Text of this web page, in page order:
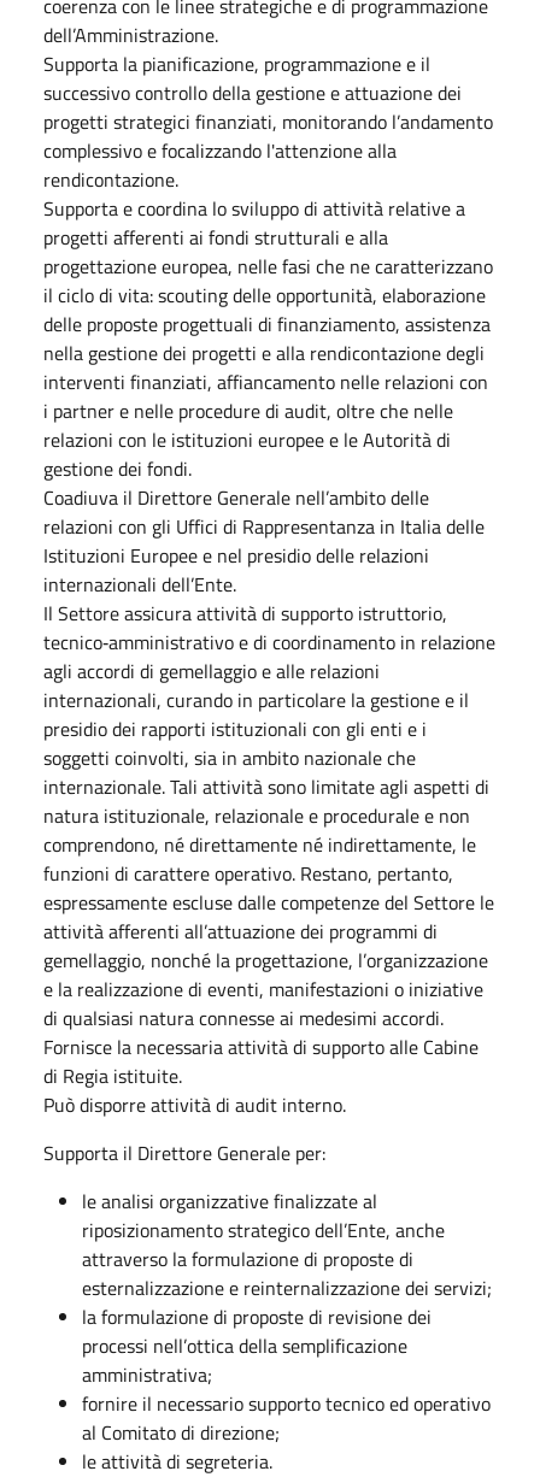
dell’Amministrazione.
Supporta la pianificazione, programmazione e il
successivo controllo della gestione e attuazione dei
progetti strategici finanziati, monitorando l’andamento
complessivo e focalizzando l'attenzione alla
rendicontazione.
Supporta e coordina lo sviluppo di attività relative a
progetti afferenti ai fondi strutturali e alla
progettazione europea, nelle fasi che ne caratterizzano
il ciclo di vita: scouting delle opportunità, elaborazione
delle proposte progettuali di finanziamento, assistenza
nella gestione dei progetti e alla rendicontazione degli
interventi finanziati, affiancamento nelle relazioni con
i partner e nelle procedure di audit, oltre che nelle
relazioni con le istituzioni europee e le Autorità di
gestione dei fondi.
Coadiuva il Direttore Generale nell’ambito delle
relazioni con gli Uffici di Rappresentanza in Italia delle
Istituzioni Europee e nel presidio delle relazioni
internazionali dell’Ente.
Il Settore assicura attività di supporto istruttorio,
tecnico‑amministrativo e di coordinamento in relazione
agli accordi di gemellaggio e alle relazioni
internazionali, curando in particolare la gestione e il
presidio dei rapporti istituzionali con gli enti e i
soggetti coinvolti, sia in ambito nazionale che
internazionale. Tali attività sono limitate agli aspetti di
natura istituzionale, relazionale e procedurale e non
comprendono, né direttamente né indirettamente, le
funzioni di carattere operativo. Restano, pertanto,
espressamente escluse dalle competenze del Settore le
attività afferenti all’attuazione dei programmi di
gemellaggio, nonché la progettazione, l’organizzazione
e la realizzazione di eventi, manifestazioni o iniziative
di qualsiasi natura connesse ai medesimi accordi.
Fornisce la necessaria attività di supporto alle Cabine
di Regia istituite.
Può disporre attività di audit interno.
Supporta il Direttore Generale per:
le analisi organizzative finalizzate al
riposizionamento strategico dell’Ente, anche
attraverso la formulazione di proposte di
esternalizzazione e reinternalizzazione dei servizi;
la formulazione di proposte di revisione dei
processi nell’ottica della semplificazione
amministrativa;
fornire il necessario supporto tecnico ed operativo
al Comitato di direzione;
le attività di segreteria.